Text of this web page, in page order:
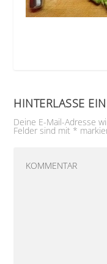
HINTERLASSE
Deine E-Mail-Adresse
Felder sind mit *